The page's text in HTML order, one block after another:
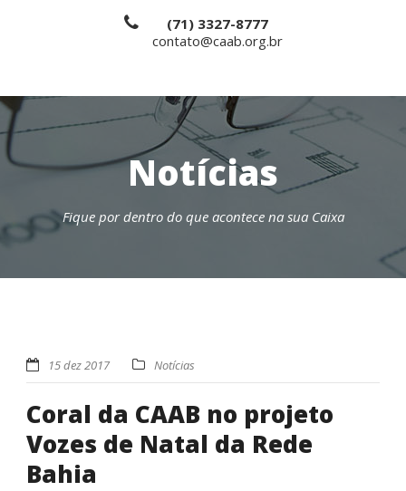
(71) 3327-8777
contato@caab.org.br
Notícias
Fique por dentro do que acontece na sua Caixa
15 dez 2017 Notícias
Coral da CAAB no projeto
Vozes de Natal da Rede
Bahia